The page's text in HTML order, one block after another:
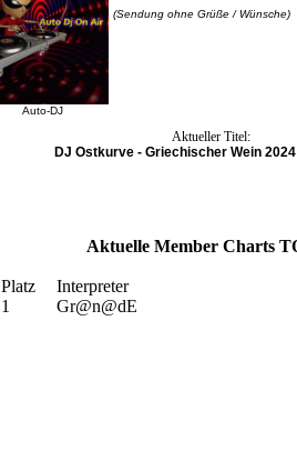
Auto-DJ
(Sendung ohne Grüße / Wünsche)
Aktueller Titel:
DJ Ostkurve - Griechischer Wein
Aktuelle Member Charts
Platz Interpreter
1
Gr@n@dE